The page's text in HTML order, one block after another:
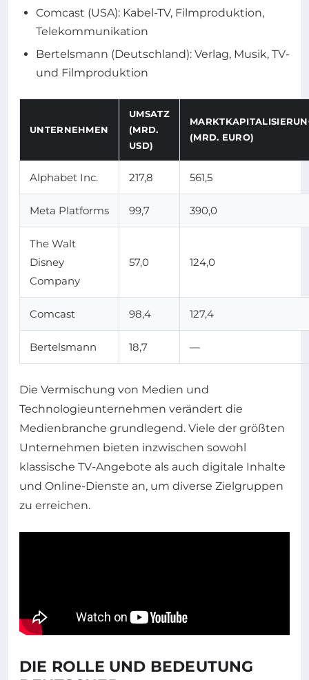
Comcast (USA): Kabel-TV, Filmproduktion,
Telekommunikation
Bertelsmann (Deutschland): Verlag, Musik, TV-
und Filmproduktion
UNTERNEHMEN
UMSATZ
(MRD.
USD)
(MRD. EURO)
Alphabet Inc. 217,8 561,5
Meta Platforms 99,7 390,0
The Walt
Disney
Company
57,0 124,0
Comcast 98,4 127,4
Bertelsmann 18,7 —
Die Vermischung von Medien und
Technologieunternehmen verändert die
Medienbranche grundlegend. Viele der größten
Unternehmen bieten inzwischen sowohl
klassische TV-Angebote als auch digitale Inhalte
und Online-Dienste an, um diverse Zielgruppen
zu erreichen.
DIE ROLLE UND BEDEUTUNG